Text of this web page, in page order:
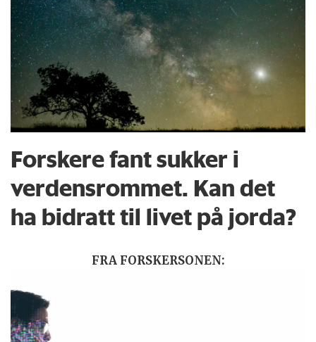
Forskere fant sukker i
verdensrommet. Kan det
ha bidratt til livet på jorda?
FRA FORSKERSONEN: